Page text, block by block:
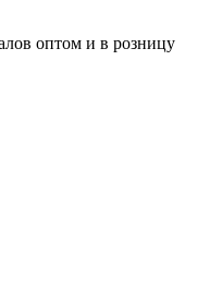
оптом и в розницу